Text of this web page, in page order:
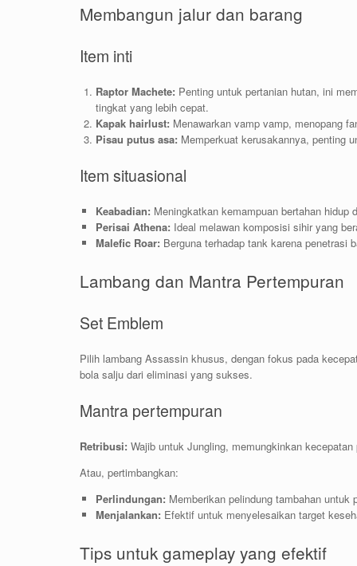
Membangun jalur dan barang
Item inti
Raptor Machete: Penting untuk pertanian hutan, ini
tingkat yang lebih cepat.
Kapak hairlust: Menawarkan vamp vamp, menopang
Pisau putus asa: Memperkuat kerusakannya, penting
Item situasional
Keabadian: Meningkatkan kemampuan bertahan hidup
Perisai Athena: Ideal melawan komposisi sihir yang
Malefic Roar: Berguna terhadap tank karena penetrasi
Lambang dan Mantra Pertempuran
Set Emblem
Pilih lambang Assassin khusus, dengan fokus pada
bola salju dari eliminasi yang sukses.
Mantra pertempuran
Retribusi: Wajib untuk Jungling, memungkinkan
Atau, pertimbangkan:
Perlindungan: Memberikan pelindung tambahan untuk
Menjalankan: Efektif untuk menyelesaikan target
Tips untuk gameplay yang efektif